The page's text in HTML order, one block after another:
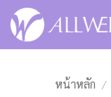
ข้าม
ไป
หน้าหลัก /